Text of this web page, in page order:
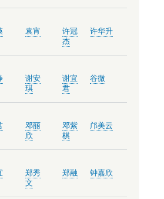
袁宵
许冠
杰
许华升
谢安
琪
谢宜
君
谷微
邓丽
欣
邓紫
棋
邝美云
郑秀
文
郑融 钟嘉欣